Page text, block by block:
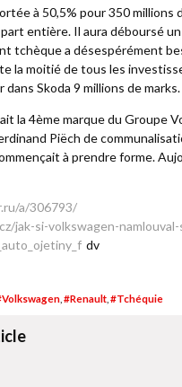
à 50,5% pour 350
entière. Il aura déboursé
tchèque a désespérément
la moitié de tous les
Skoda 9 millions de marks.
la 4ème marque du Groupe
Piëch de
à prendre forme.
a/306793/
jak-si-volkswagen-
dv
#Renault #Tchéquie